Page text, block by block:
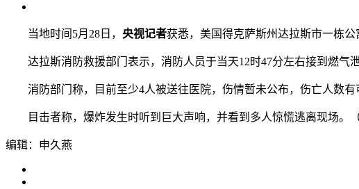
当地时间5月28日， 央视记者获悉，美国得克萨斯州达拉斯市一栋公
达拉斯消防救援部门表示，消防人员于当天12时47分左右接到燃气
消防部门称，目前至少4人被送往医院，伤情暂未公布，伤亡人数有
目击者称，爆炸发生时听到巨大声响，并看到多人惊慌逃离现场。（
编辑：申久燕